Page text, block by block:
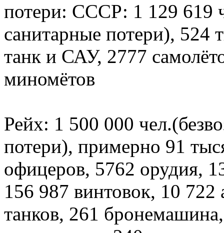
потери: СССР: 1 129 619
санитарные потери), 524
танк и САУ, 2777
миномётов
Рейх: 1 500 000
потери), примерно 91
офицеров, 5762 орудия,
156 987 винтовок, 10 722
танков, 261